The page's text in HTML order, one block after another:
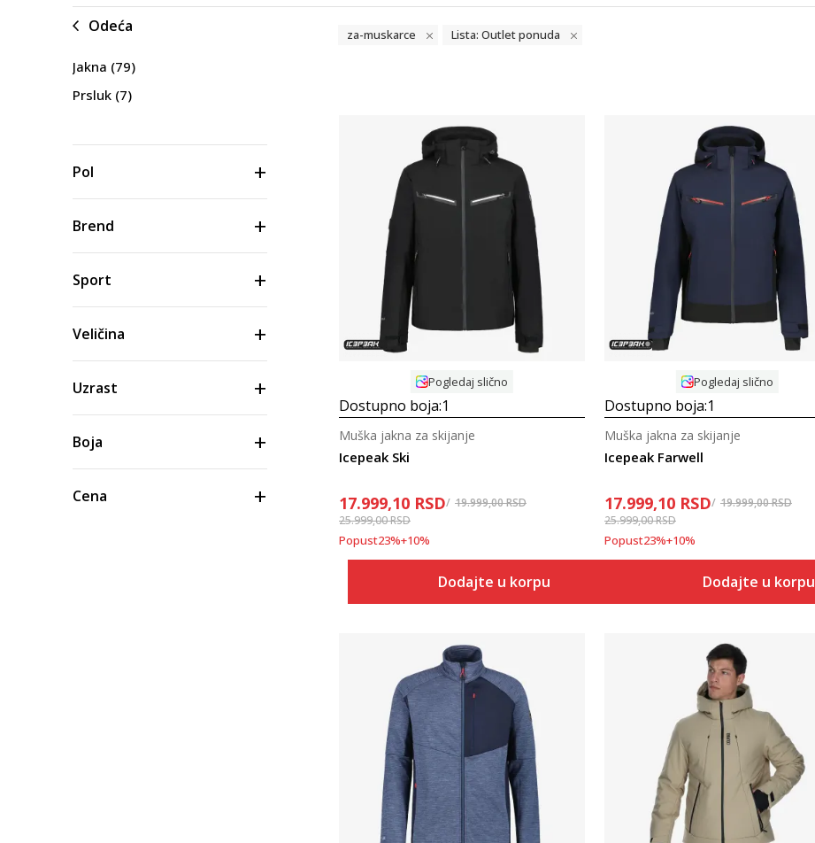
Odeća
Jakna (79)
Prsluk (7)
Pol
Brend
Sport
Veličina
Uzrast
Boja
Cena
za-muskarce Lista: Outlet ponuda
Pogledaj slično
Dostupno boja:1
Icepeak Ski
Muška jakna za skijanje
17.999,10 RSD 19.999,00RSD
25.999,00RSD
Popust23%+10%
Dodajte u korpu
Pogledaj slično
Dostupno boja:1
Icepeak Farwell
Muška jakna za skijanje
17.999,10 RSD 19.999,00RSD
25.999,00RSD
Popust23%+10%
Dodajte u korpu
Uporedi Uporedi